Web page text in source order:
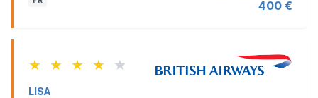
400 €
★ ★ ★ ★ ★
LISA